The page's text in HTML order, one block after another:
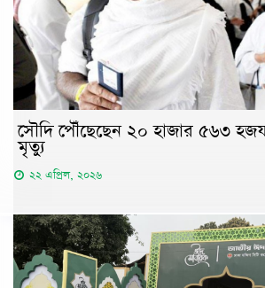
সৌদি পৌঁছেছেন ২০ হাজার ৫৬৩
মৃত্যু
২২ এপ্রিল, ২০২৬